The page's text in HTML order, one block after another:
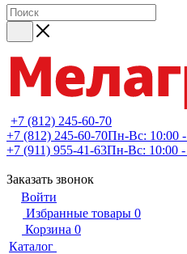
+7 (812) 245-60-70
+7 (812) 245-60-70Пн-Вс: 10:00
+7 (911) 955-41-63Пн-Вс: 10:00 -
Заказать звонок
Войти
Избранные товары 0
Корзина 0
Каталог